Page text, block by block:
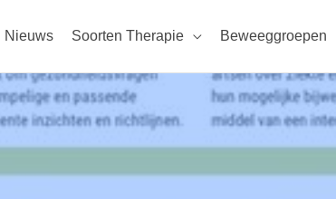
Nieuws Soorten Therapie Beweeggroepen